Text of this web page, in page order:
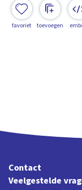
favoriet toevoegen
Contact
Veelgestelde